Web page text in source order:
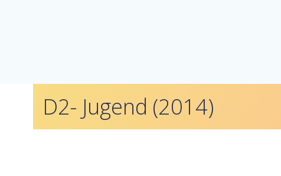
D2- Jugend (2014)